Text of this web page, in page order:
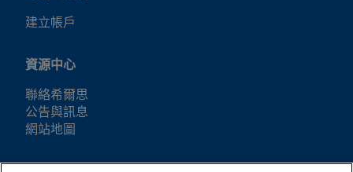
建立帳戶
資源中心
聯絡希爾思
公告與訊息
網站地圖